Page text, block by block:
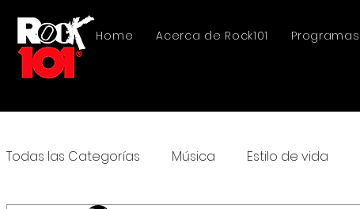
Home Acerca de Rock101 Programas
Todas las Categorías Música Estilo de vida